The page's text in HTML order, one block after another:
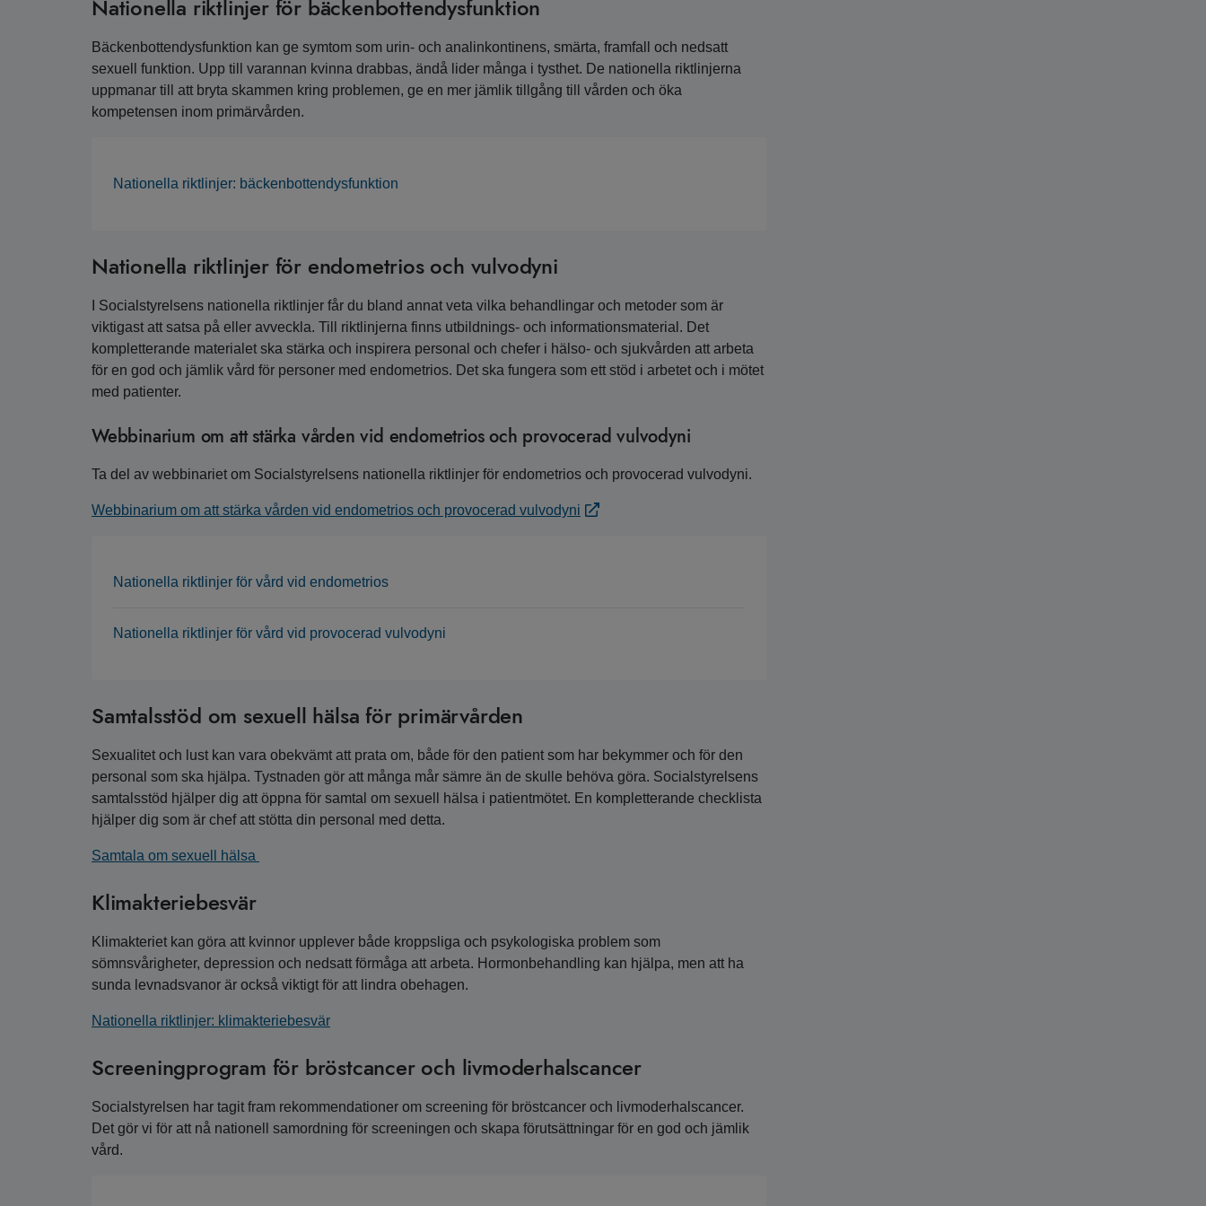
Nationella riktlinjer för bäckenbottendysfunktion
Bäckenbottendysfunktion kan ge symtom som urin- och analinkontinens, smärta, framfall och nedsatt
sexuell funktion. Upp till varannan kvinna drabbas, ändå lider många i tysthet. De nationella riktlinjerna
uppmanar till att bryta skammen kring problemen, ge en mer jämlik tillgång till vården och öka
kompetensen inom primärvården.
Nationella riktlinjer: bäckenbottendysfunktion
Nationella riktlinjer för endometrios och vulvodyni
I Socialstyrelsens nationella riktlinjer får du bland annat veta vilka behandlingar och metoder som är
viktigast att satsa på eller avveckla. Till riktlinjerna finns utbildnings- och informationsmaterial. Det
kompletterande materialet ska stärka och inspirera personal och chefer i hälso- och sjukvården att arbeta
för en god och jämlik vård för personer med endometrios. Det ska fungera som ett stöd i arbetet och i mötet
med patienter.
Webbinarium om att stärka vården vid endometrios och provocerad vulvodyni
Ta del av webbinariet om Socialstyrelsens nationella riktlinjer för endometrios och provocerad vulvodyni.
Webbinarium om att stärka vården vid endometrios och provocerad vulvodyni
Nationella riktlinjer för vård vid endometrios
Nationella riktlinjer för vård vid provocerad vulvodyni
Samtalsstöd om sexuell hälsa för primärvården
Sexualitet och lust kan vara obekvämt att prata om, både för den patient som har bekymmer och för den
personal som ska hjälpa. Tystnaden gör att många mår sämre än de skulle behöva göra. Socialstyrelsens
samtalsstöd hjälper dig att öppna för samtal om sexuell hälsa i patientmötet. En kompletterande checklista
hjälper dig som är chef att stötta din personal med detta.
Samtala om sexuell hälsa
Klimakteriebesvär
Klimakteriet kan göra att kvinnor upplever både kroppsliga och psykologiska problem som
sömnsvårigheter, depression och nedsatt förmåga att arbeta. Hormonbehandling kan hjälpa, men att ha
sunda levnadsvanor är också viktigt för att lindra obehagen.
Nationella riktlinjer: klimakteriebesvär
Screeningprogram för bröstcancer och livmoderhalscancer
Socialstyrelsen har tagit fram rekommendationer om screening för bröstcancer och livmoderhalscancer.
Det gör vi för att nå nationell samordning för screeningen och skapa förutsättningar för en god och jämlik
vård.